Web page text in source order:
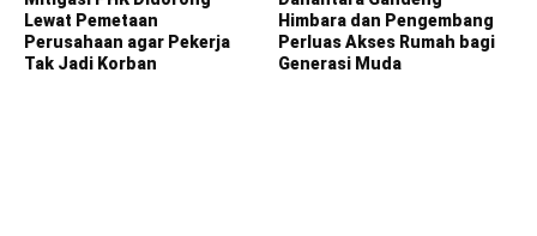
Lewat Pemetaan
Perusahaan agar Pekerja
Tak Jadi Korban
Himbara dan Pengembang
Perluas Akses Rumah bagi
Generasi Muda